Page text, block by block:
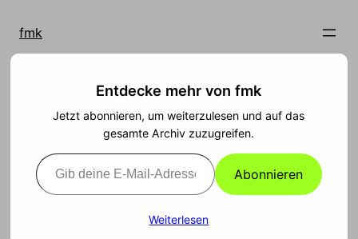
Inhalt
springen
fmk
Wo leben welche
Bevölkerungsgruppen?
kottke.org/18/04/what-do-census-tracts-with-
highest-concentrations-of-particular-populations-
Entdecke mehr von fmk
Jetzt abonnieren, um weiterzulesen und auf das
gesamte Archiv zuzugreifen.
Gib deine E-Mail-Adresse ein ...
Abonnieren
Weiterlesen